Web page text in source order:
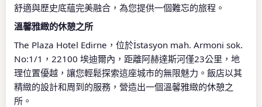
舒適與歷史底蘊完美融合，為您提供一個難忘的旅程。
溫馨雅緻的休憩之所
The Plaza Hotel Edirne，位於İstasyon mah. Armoni sok.
No:1/1，22100 埃迪爾內，距離阿赫達斯河僅23公里，地
理位置優越，讓您輕鬆探索這座城市的無限魅力。飯店以其
精緻的設計和周到的服務，營造出一個溫馨雅緻的休憩之
所。